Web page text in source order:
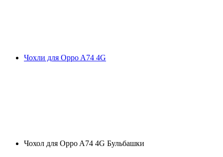
Чохли для Oppo A74 4G
Чохол для Oppo A74 4G Бульбашки